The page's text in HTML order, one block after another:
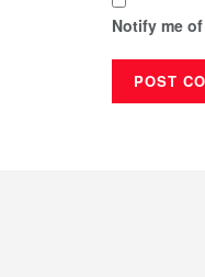
Notify me